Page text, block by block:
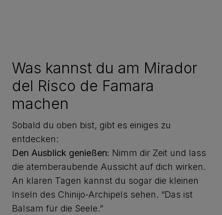
Was kannst du am Mirador
del Risco de Famara
machen
Sobald du oben bist, gibt es einiges zu
entdecken:
Den Ausblick genießen: Nimm dir Zeit und lass
die atemberaubende Aussicht auf dich wirken.
An klaren Tagen kannst du sogar die kleinen
Inseln des Chinijo-Archipels sehen. “Das ist
Balsam für die Seele.”